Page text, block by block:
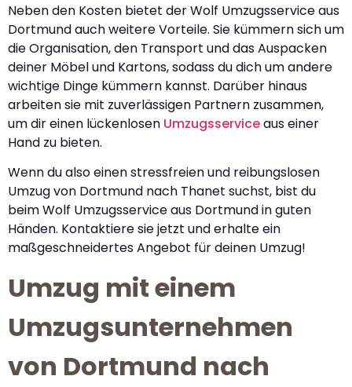
Neben den Kosten bietet der Wolf Umzugsservice aus
Dortmund auch weitere Vorteile. Sie kümmern sich um
die Organisation, den Transport und das Auspacken
deiner Möbel und Kartons, sodass du dich um andere
wichtige Dinge kümmern kannst. Darüber hinaus
arbeiten sie mit zuverlässigen Partnern zusammen,
um dir einen lückenlosen Umzugsserviceaus einer
Hand zu bieten.
Wenn du also einen stressfreien und reibungslosen
Umzug von Dortmund nach Thanet suchst, bist du
beim Wolf Umzugsservice aus Dortmund in guten
Händen. Kontaktiere sie jetzt und erhalte ein
maßgeschneidertes Angebot für deinen Umzug!
Umzug mit einem
Umzugsunternehmen
von Dortmund nach